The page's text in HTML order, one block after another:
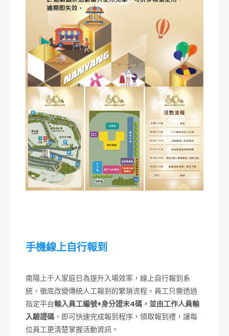
手機線上自行報到
南陽上千人家庭日為提升入場效率，線上自行報到系
統，徹底改變傳統人工報到的繁瑣流程，員工只需透過
指定平台輸入員工編號+身分證末4碼，並由工作人員輸
入驗證碼 ，即可快速完成報到程序，領取報到禮，讓每
位員工更清楚掌握活動資訊。